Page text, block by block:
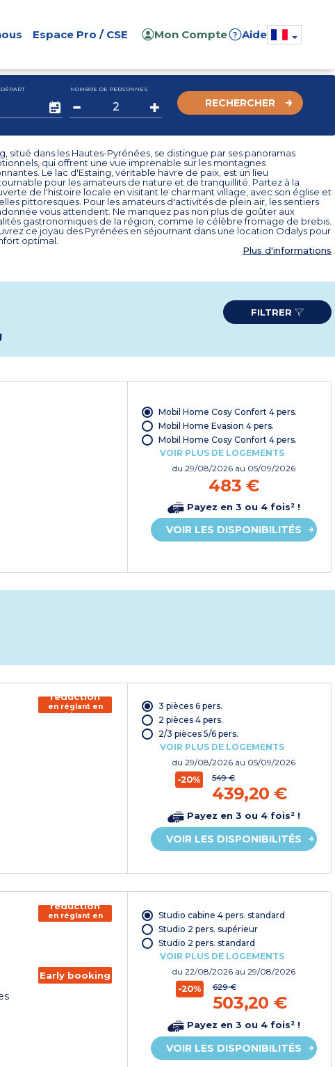
Espace Pro / CSE Mon Compte ? Aide
NOMBRE DE PERSONNES
RECHERCHER
situé dans les Hautes-Pyrénées, se distingue par ses panoramas
qui offrent une vue imprenable sur les montagnes
Le lac d'Estaing, véritable havre de paix, est un lieu
pour les amateurs de nature et de tranquillité. Partez à la
de l'histoire locale en visitant le charmant village, avec son église et
pittoresques. Pour les amateurs d'activités de plein air, les sentiers
vous attendent. Ne manquez pas non plus de goûter aux
gastronomiques de la région, comme le célèbre fromage de brebis.
ce joyau des Pyrénées en séjournant dans une location Odalys pour
optimal.
Plus d'informations
FILTRER
Mobil Home Cosy Confort 4 pers.
Mobil Home Evasion 4 pers.
Mobil Home Cosy Confort 4 pers.
VOIR PLUS DE LOGEMENTS
du29/08/2026 au 05/09/2026
483 €
Payez en 3 ou 4 fois² !
VOIR LES DISPONIBILITÉS
150€ de
réduction
en réglant en
chèque
3 pièces 6 pers.
2 pièces 4 pers.
2/3 pièces 5/6 pers.
VOIR PLUS DE LOGEMENTS
du29/08/2026 au 05/09/2026
-20% 549 €
439,20 €
Payez en 3 ou 4 fois² !
VOIR LES DISPONIBILITÉS
150€ de
réduction
en réglant en
chèque
Early booking
Studio cabine 4 pers. standard
Studio 2 pers. supérieur
Studio 2 pers. standard
VOIR PLUS DE LOGEMENTS
du22/08/2026 au 29/08/2026
-20% 629 €
503,20 €
Payez en 3 ou 4 fois² !
VOIR LES DISPONIBILITÉS